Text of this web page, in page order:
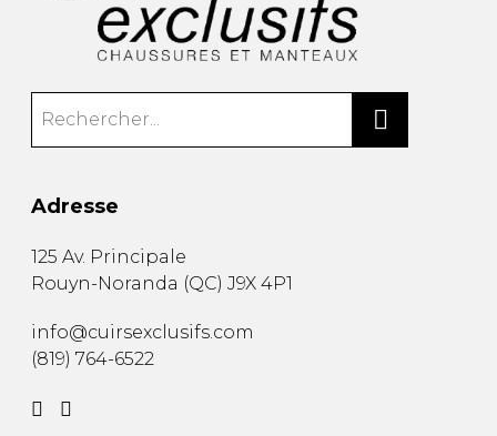
Adresse
125 Av. Principale
Rouyn-Noranda (QC) J9X 4P1
info@cuirsexclusifs.com
(819) 764-6522